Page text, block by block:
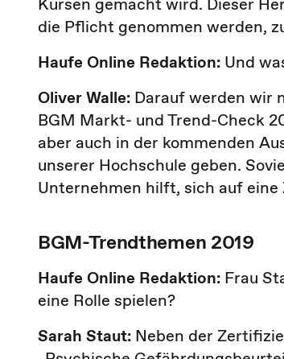
die Pflicht genommen werden,
Haufe Online Redaktion: Und
Oliver Walle: Darauf werden wir
BGM Markt- und Trend-Check
aber auch in der kommenden
unserer Hochschule geben.
Unternehmen hilft, sich auf
BGM-Trendthemen 2019
Haufe Online Redaktion: Frau
eine Rolle spielen?
Sarah Staut: Neben der